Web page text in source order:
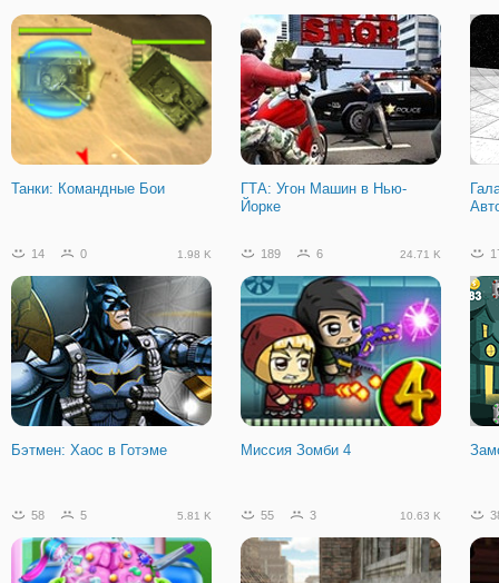
Танки: Командные Бои
ГТА: Угон Машин в Нью-
Йорке
14 0 1.98 K
Бэтмен: Хаос в Готэме
189 6 24.71 K
Миссия Зомби 4
58 5 5.81 K 55 3 10.63 K